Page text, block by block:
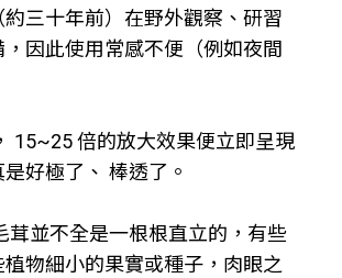
三十年前）在野外觀察、研習
因此使用常感不便（例如夜間
15~25 倍的放大效果便立即呈現
好極了、 棒透了。
並不全是一根根直立的，有些
物細小的果實或種子，肉眼之